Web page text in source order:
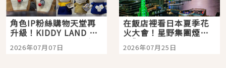
角色IP粉絲購物天堂再
升級！KIDDY LAND 原
宿店吉伊卡哇迎客，新
開幕 OMOKADO 店3分
2026年07月07日
在飯店裡看日本夏季花
火大會！星野集團煙火
景觀飯店6選，讓你不用
人擠人悠閒欣賞
2026年07月25日